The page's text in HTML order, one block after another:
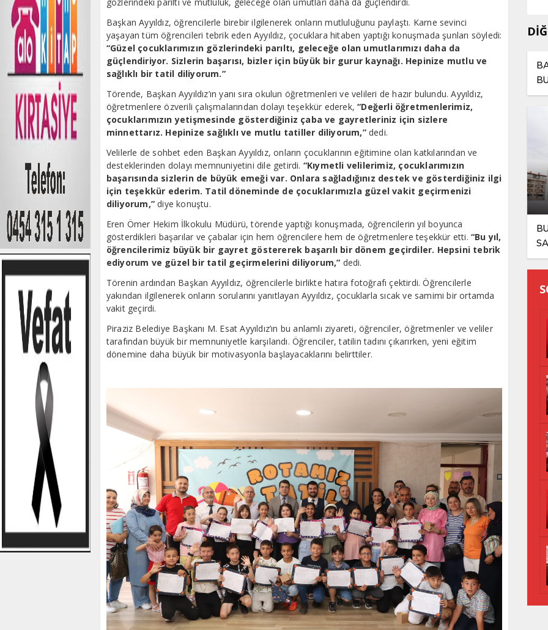
Başkan Ayyıldız, öğrencilerle birebir ilgilenerek onların mutluluğunu paylaştı. Karne sevinci
yaşayan tüm öğrencileri tebrik eden Ayyıldız, çocuklara hitaben yaptığı konuşmada şunları söyledi:
“Güzel çocuklarımızın gözlerindeki parıltı, geleceğe olan umutlarımızı daha da
güçlendiriyor. Sizlerin başarısı, bizler için büyük bir gurur kaynağı. Hepinize mutlu ve
sağlıklı bir tatil diliyorum.”
Törende, Başkan Ayyıldız’ın yanı sıra okulun öğretmenleri ve velileri de hazır bulundu. Ayyıldız,
öğretmenlere özverili çalışmalarından dolayı teşekkür ederek,“Değerli öğretmenlerimiz,
çocuklarımızın yetişmesinde gösterdiğiniz çaba ve gayretleriniz için sizlere
minnettarız. Hepinize sağlıklı ve mutlu tatiller diliyorum,”dedi.
Velilerle de sohbet eden Başkan Ayyıldız, onların çocuklarının eğitimine olan katkılarından ve
desteklerinden dolayı memnuniyetini dile getirdi. “Kıymetli velilerimiz, çocuklarımızın
başarısında sizlerin de büyük emeği var. Onlara sağladığınız destek ve gösterdiğiniz ilgi
için teşekkür ederim. Tatil döneminde de çocuklarımızla güzel vakit geçirmenizi
diliyorum,”diye konuştu.
Eren Ömer Hekim İlkokulu Müdürü, törende yaptığı konuşmada, öğrencilerin yıl boyunca
gösterdikleri başarılar ve çabalar için hem öğrencilere hem de öğretmenlere teşekkür etti.“Bu yıl,
öğrencilerimiz büyük bir gayret göstererek başarılı bir dönem geçirdiler. Hepsini tebrik
ediyorum ve güzel bir tatil geçirmelerini diliyorum,” dedi.
Törenin ardından Başkan Ayyıldız, öğrencilerle birlikte hatıra fotoğrafı çektirdi. Öğrencilerle
yakından ilgilenerek onların sorularını yanıtlayan Ayyıldız, çocuklarla sıcak ve samimi bir ortamda
vakit geçirdi.
Piraziz Belediye Başkanı M. Esat Ayyıldız’ın bu anlamlı ziyareti, öğrenciler, öğretmenler ve veliler
tarafından büyük bir memnuniyetle karşılandı. Öğrenciler, tatilin tadını çıkarırken, yeni eğitim
dönemine daha büyük bir motivasyonla başlayacaklarını belirttiler.